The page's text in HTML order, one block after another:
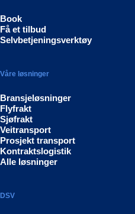
Book
Få et tilbud
Selvbetjeningsverktøy
Våre løsninger
Bransjeløsninger
Flyfrakt
Sjøfrakt
Veitransport
Prosjekt transport
Kontraktslogistik
Alle løsninger
DSV